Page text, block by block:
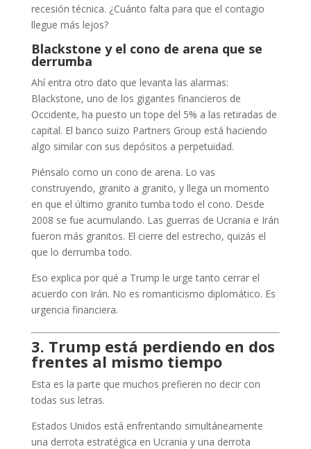
recesión técnica. ¿Cuánto falta para que el contagio
llegue más lejos?
Blackstone y el cono de arena que se
derrumba
Ahí entra otro dato que levanta las alarmas:
Blackstone, uno de los gigantes financieros de
Occidente, ha puesto un tope del 5% a las retiradas de
capital. El banco suizo Partners Group está haciendo
algo similar con sus depósitos a perpetuidad.
Piénsalo como un cono de arena. Lo vas
construyendo, granito a granito, y llega un momento
en que el último granito tumba todo el cono. Desde
2008 se fue acumulando. Las guerras de Ucrania e Irán
fueron más granitos. El cierre del estrecho, quizás el
que lo derrumba todo.
Eso explica por qué a Trump le urge tanto cerrar el
acuerdo con Irán. No es romanticismo diplomático. Es
urgencia financiera.
3. Trump está perdiendo en dos
frentes al mismo tiempo
Esta es la parte que muchos prefieren no decir con
todas sus letras.
Estados Unidos está enfrentando simultáneamente
una derrota estratégica en Ucrania y una derrota